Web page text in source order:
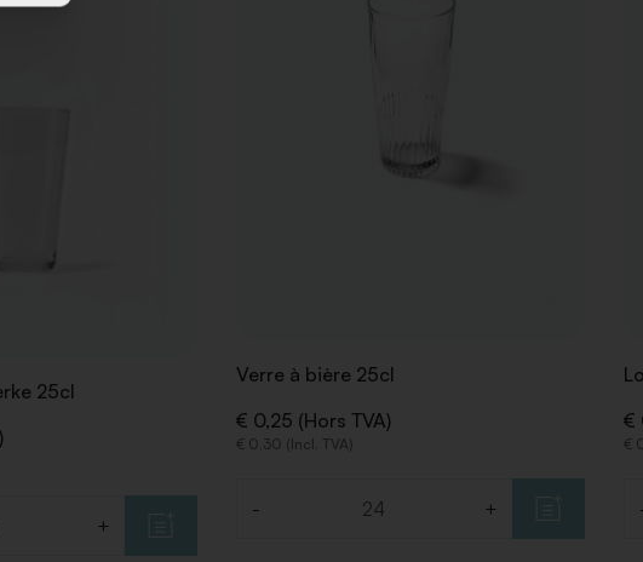
25cl
+
Verre à bière 25cl
€ 0,25 (Hors TVA)
€ 0,30 (Incl. TVA)
- +
€
€